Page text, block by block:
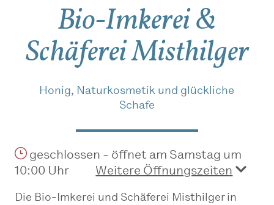
Bio-Imkerei &
Schäferei Misthilger
Honig, Naturkosmetik und glückliche
Schafe
geschlossen - öffnet am Samstag um
10:00 Uhr
Weitere Öffnungszeiten
Die Bio-Imkerei und Schäferei Misthilger in